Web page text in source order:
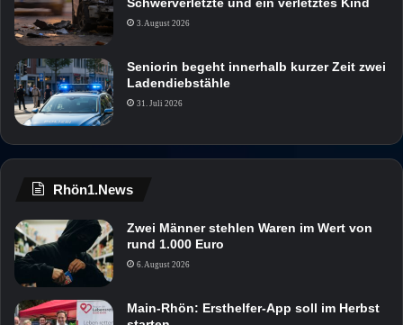
3. August 2026
Seniorin begeht innerhalb kurzer Zeit zwei
Ladendiebstähle
31. Juli 2026
Rhön1.News
Zwei Männer stehlen Waren im Wert von
rund 1.000 Euro
6. August 2026
Main-Rhön: Ersthelfer-App soll im Herbst